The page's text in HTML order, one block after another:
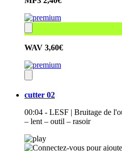
WAV 3,60€
cutter 02
00:04 - LESF | Bruitage de
– lent – outil – rasoir